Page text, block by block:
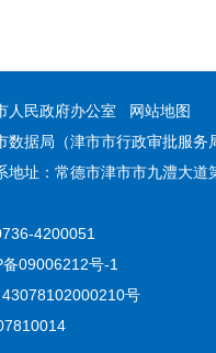
人民政府办公室 网站地图
数据局（津市市行政审批服务
地址：常德市津市市九澧大道
4200051
09006212号-1
号